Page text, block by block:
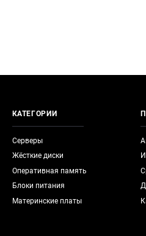
КАТЕГОРИИ
Серверы
Жёсткие диски
Оперативная память
Блоки питания
Материнские платы